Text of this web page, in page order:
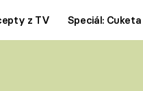
z TV Speciál: Cuketa